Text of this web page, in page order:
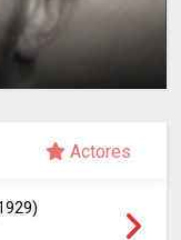
Actores